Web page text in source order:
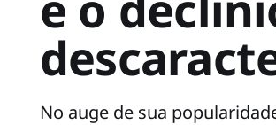
No auge de sua